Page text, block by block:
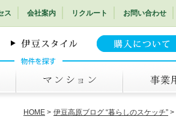
ス 会社案内 リクルート お問い合わせ
HOME 伊豆高原ブログ “暮らしのスケッチ”